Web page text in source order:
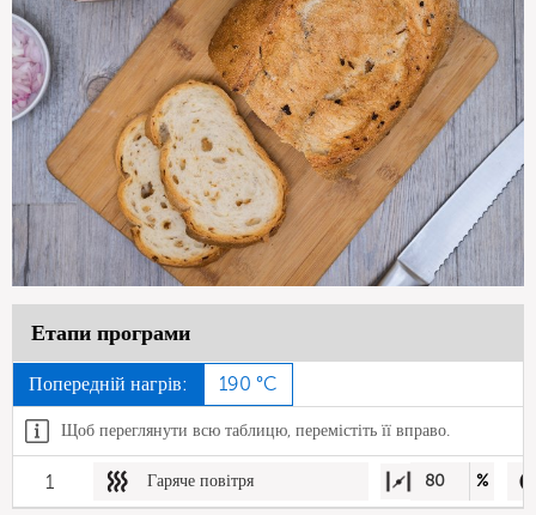
Етапи програми
Попередній нагрів: 190 °C
Щоб переглянути всю таблицю, перемістіть її вправо.
1 Гаряче повітря 80 %